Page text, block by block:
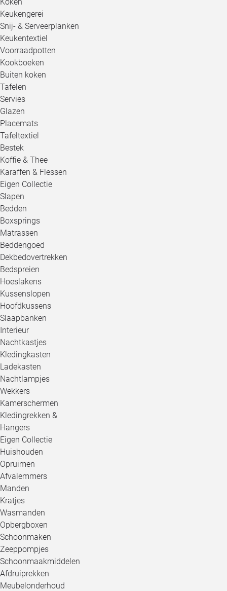
Keukengerei
Snij- & Serveerplanken
Keukentextiel
Voorraadpotten
Kookboeken
Buiten koken
Tafelen
Servies
Glazen
Placemats
Tafeltextiel
Bestek
Koffie & Thee
Karaffen & Flessen
Eigen Collectie
Slapen
Bedden
Boxsprings
Matrassen
Beddengoed
Dekbedovertrekken
Bedspreien
Hoeslakens
Kussenslopen
Hoofdkussens
Slaapbanken
Interieur
Nachtkastjes
Kledingkasten
Ladekasten
Nachtlampjes
Wekkers
Kamerschermen
Kledingrekken &
Hangers
Eigen Collectie
Huishouden
Opruimen
Afvalemmers
Manden
Kratjes
Wasmanden
Opbergboxen
Schoonmaken
Zeeppompjes
Schoonmaakmiddelen
Afdruiprekken
Meubelonderhoud